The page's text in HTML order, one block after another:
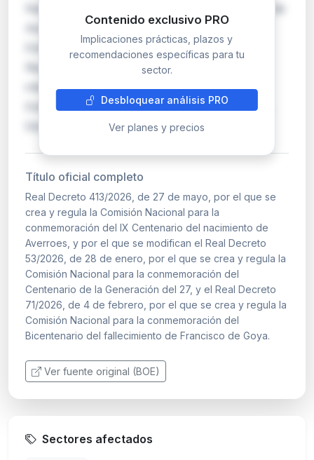
Nacional para el IX Centenario del nacimiento de
Averroes, adscrita al Ministerio de Asuntos
Exteriores, con Presidencia de Honor de los
Reyes. La Comisión es un órgano colegiado
interministerial presidido por el titular de
Exteriores, con tres vicepresidencias (Cultura,
Contenido exclusivo PRO
Implicaciones prácticas, plazos y
recomendaciones específicas para tu
sector.
Desbloquear análisis PRO
Ver planes y precios
Título oficial completo
Real Decreto 413/2026, de 27 de mayo, por el que se
crea y regula la Comisión Nacional para la
conmemoración del IX Centenario del nacimiento de
Averroes, y por el que se modifican el Real Decreto
53/2026, de 28 de enero, por el que se crea y regula la
Comisión Nacional para la conmemoración del
Centenario de la Generación del 27, y el Real Decreto
71/2026, de 4 de febrero, por el que se crea y regula la
Comisión Nacional para la conmemoración del
Bicentenario del fallecimiento de Francisco de Goya.
Ver fuente original (BOE)
Sectores afectados